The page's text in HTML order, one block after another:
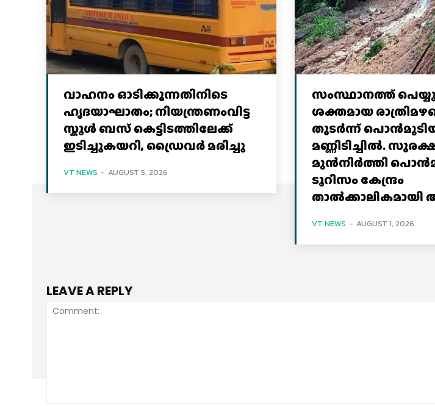
വാഹനം ഓടിക്കുന്നതിനിടെ
ഹൃദയാഘാതം; നിയന്ത്രണംവിട്ട
സ്കൂൾ ബസ് കെട്ടിടത്തിലേക്ക്
ഇടിച്ചുകയറി, ഡ്രൈവർ മരിച്ചു
VT NEWS - AUGUST 5, 2026
സംസ്ഥാനത്ത്
ശക്തമായ
തുടർന്ന്
മണ്ണിടിച്ചില്‍.
മുൻനിർത്തി
ടൂറിസം കേന്ദ്രം
താല്‍ക്കാലികമായി
VT NEWS - AUGUST 1, 2026
LEAVE A REPLY